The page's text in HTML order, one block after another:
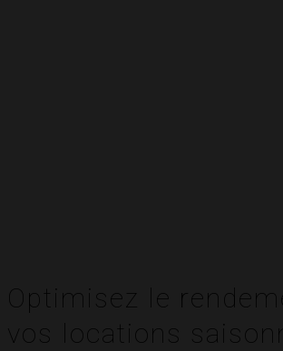
Optimisez le
vos locations